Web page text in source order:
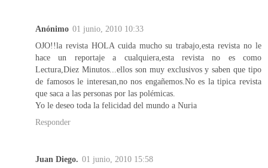
Anónimo 01 junio, 2010 10:33
OJO!!la revista HOLA cuida mucho su trabajo,esta revista no le
hace un reportaje a cualquiera,esta revista no es como
Lectura,Diez Minutos...ellos son muy exclusivos y saben que tipo
de famosos le interesan,no nos engañemos.No es la tipica revista
que saca a las personas por las polémicas.
Yo le deseo toda la felicidad del mundo a Nuria
Responder
Juan Diego. 01 junio, 2010 15:58